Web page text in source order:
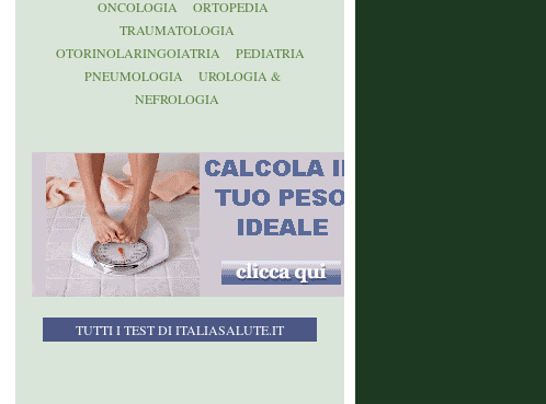
ONCOLOGIA
ORTOPEDIA
TRAUMATOLOGIA
OTORINOLARINGOIATRIA
PEDIATRIA
PNEUMOLOGIA
UROLOGIA &
NEFROLOGIA
TUTTI I TEST DI ITALIASALUTE.IT